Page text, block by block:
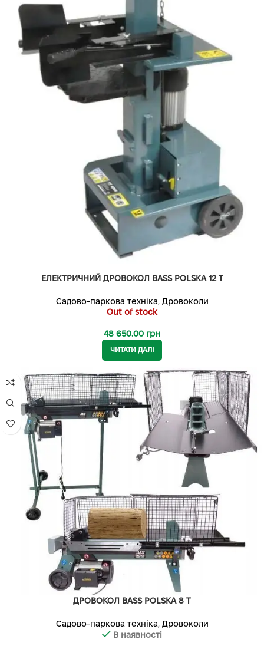
ЕЛЕКТРИЧНИЙ ДРОВОКОЛ BASS POLSKA 12 Т
Садово-паркова техніка, Дровоколи
Out of stock
48 650.00 грн
ЧИТАТИ ДАЛІ
ДРОВОКОЛ BASS POLSKA 8 Т
Садово-паркова техніка, Дровоколи
В наявності